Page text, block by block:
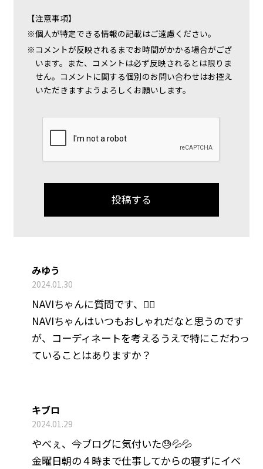
【注意事項】
個人が特定できる情報の記載はご遠慮ください。
コメントが反映されるまでお時間がかかる場合がござ
います。また、コメントは必ず反映されるとは限りま
せん。コメントに関する個別のお問い合わせはお控え
いただきますようよろしくお願いします。
みゆう
2024.01.30
NAVIちゃんに質問です、🙋‍♀️
NAVIちゃんはいつもおしゃれだなと思うのです
が、コーディネートを考えるうえで特にこだわっ
ていることはありますか？
キブロ
2024.01.29
やべぇ、今ブログに気付いた😓💦💦
金曜日朝の４時まで仕事してからの寝ずにイベ